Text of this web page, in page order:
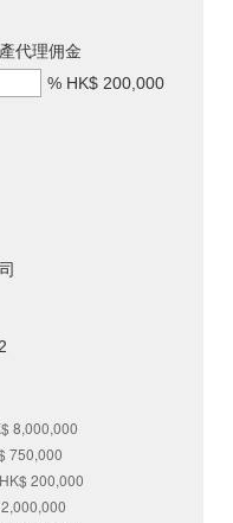
代理佣金
% HK$ 200,000